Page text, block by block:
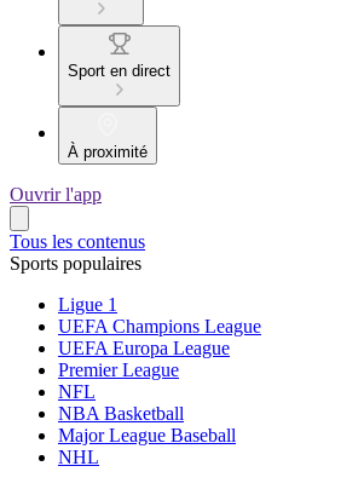
Sport en direct
À proximité
Ouvrir l'app
Tous les contenus
Sports populaires
Ligue 1
UEFA Champions League
UEFA Europa League
Premier League
NFL
NBA Basketball
Major League Baseball
NHL